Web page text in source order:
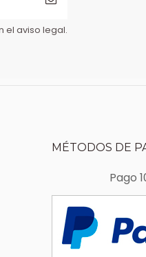
el aviso legal.
MÉTODOS DE
Pago